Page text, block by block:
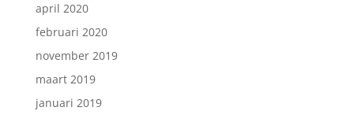
april 2020
februari 2020
november 2019
maart 2019
januari 2019